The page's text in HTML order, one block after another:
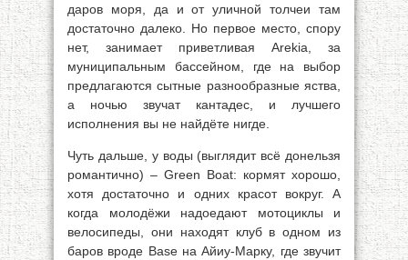
даров моря, да и от уличной толчеи там
достаточно далеко. Но первое место, спору
нет, занимает приветливая Arekia, за
муниципальным бассейном, где на выбор
предлагаются сытные разнообразные яства,
а ночью звучат кантадес, и лучшего
исполнения вы не найдёте нигде.
Чуть дальше, у воды (выглядит всё донельзя
романтично) – Green Boat: кормят хорошо,
хотя достаточно и одних красот вокруг. А
когда молодёжи надоедают мотоциклы и
велосипеды, они находят клуб в одном из
баров вроде Base на Айиу-Марку, где звучит